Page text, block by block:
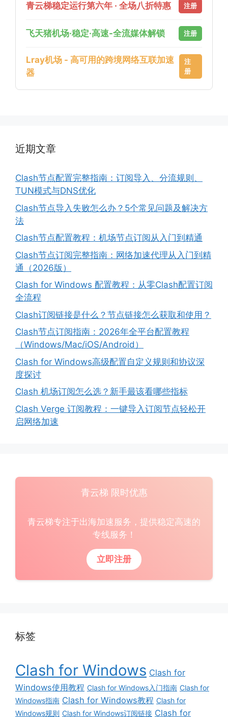
青云梯稳定运行第六年 · 全场八折特惠 注册
飞天猪机场·稳定·高速-全流媒体解锁 注册
Lray机场 - 高可用的跨境网络互联加速
器
注
册
近期文章
Clash节点配置完整指南：订阅导入、分流规则、
TUN模式与DNS优化
Clash节点导入失败怎么办？5个常见问题及解决方
法
Clash节点配置教程：机场节点订阅从入门到精通
Clash节点订阅完整指南：网络加速代理从入门到精
通（2026版）
Clash for Windows 配置教程：从零Clash配置订阅
全流程
Clash订阅链接是什么？节点链接怎么获取和使用？
Clash节点订阅指南：2026年全平台配置教程
（Windows/Mac/iOS/Android）
Clash for Windows高级配置自定义规则和协议深
度探讨
Clash 机场订阅怎么选？新手最该看哪些指标
Clash Verge 订阅教程：一键导入订阅节点轻松开
启网络加速
青云梯 限时优惠
青云梯专注于出海加速服务，提供稳定高速的
专线服务！
立即注册
标签
Clash for Windows Clash for
Windows使用教程 Clash for Windows入门指南 Clash for
Windows指南 Clash for Windows教程 Clash for
Windows规则 Clash for Windows订阅链接 Clash for